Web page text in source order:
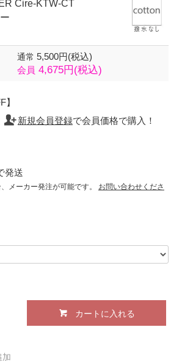
Cire-KTW-CT
通常 5,500円(税込)
会員 4,675円(税込)
新規会員登録で会員価格で購入！
発送
メーカー発注が可能です。 お問い合わせくださ
カートに入れる